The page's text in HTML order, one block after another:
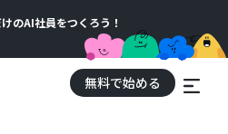
のAI社員をつくろう！
無料で始める